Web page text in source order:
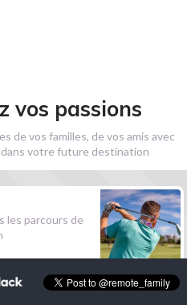
vos passions
de vos familles, de vos amis avec
votre future destination
les parcours de